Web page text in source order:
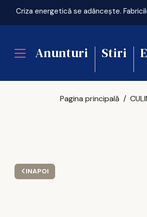
Anunturi Stiri
INAPOI
Pagina principală